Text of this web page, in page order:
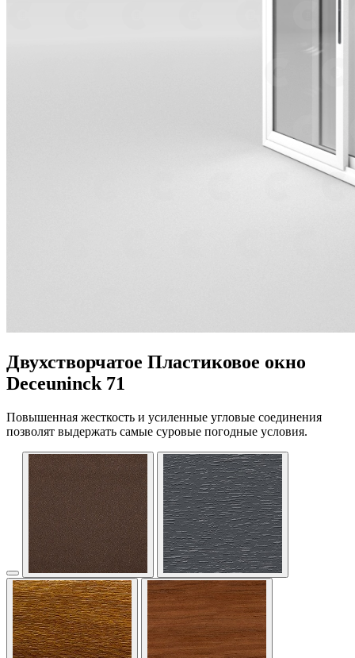
Двухстворчатое Пластиковое окно
Deceuninck 71
Повышенная жесткость и усиленные угловые соединения
позволят выдержать самые суровые погодные условия.